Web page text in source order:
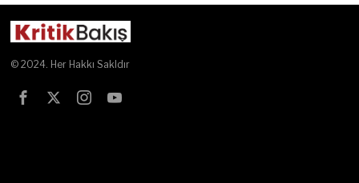
© 2024. Her Hakkı Sakldır